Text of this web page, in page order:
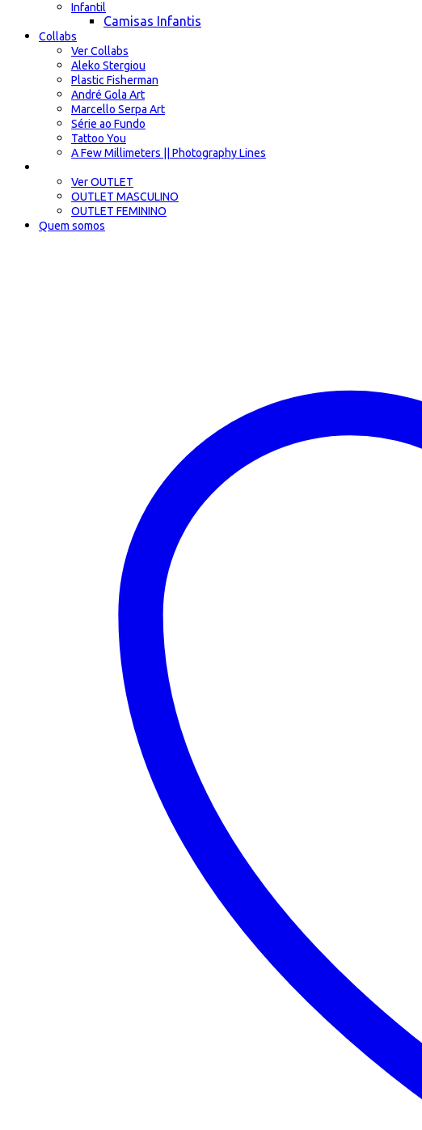
Infantil
Camisas Infantis
Collabs
Ver Collabs
Aleko Stergiou
Plastic Fisherman
André Gola Art
Marcello Serpa Art
Série ao Fundo
Tattoo You
A Few Millimeters || Photography Lines
Ver OUTLET
OUTLET MASCULINO
OUTLET FEMININO
Quem somos